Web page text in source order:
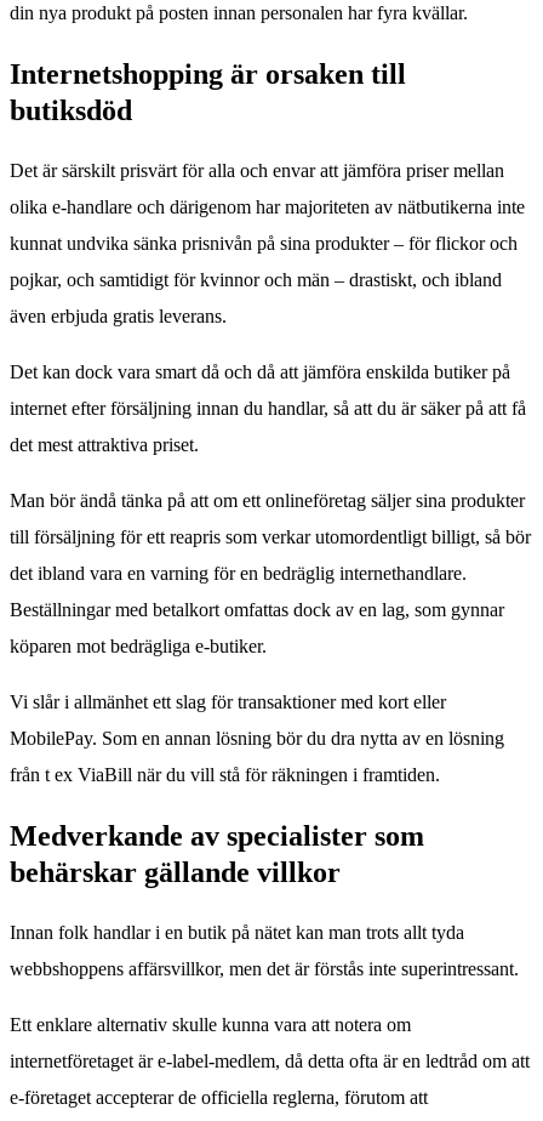
din nya produkt på posten innan personalen har fyra kvällar.
Internetshopping är orsaken till
butiksdöd
Det är särskilt prisvärt för alla och envar att jämföra priser mellan
olika e-handlare och därigenom har majoriteten av nätbutikerna inte
kunnat undvika sänka prisnivån på sina produkter – för flickor och
pojkar, och samtidigt för kvinnor och män – drastiskt, och ibland
även erbjuda gratis leverans.
Det kan dock vara smart då och då att jämföra enskilda butiker på
internet efter försäljning innan du handlar, så att du är säker på att få
det mest attraktiva priset.
Man bör ändå tänka på att om ett onlineföretag säljer sina produkter
till försäljning för ett reapris som verkar utomordentligt billigt, så bör
det ibland vara en varning för en bedräglig internethandlare.
Beställningar med betalkort omfattas dock av en lag, som gynnar
köparen mot bedrägliga e-butiker.
Vi slår i allmänhet ett slag för transaktioner med kort eller
MobilePay. Som en annan lösning bör du dra nytta av en lösning
från t ex ViaBill när du vill stå för räkningen i framtiden.
Medverkande av specialister som
behärskar gällande villkor
Innan folk handlar i en butik på nätet kan man trots allt tyda
webbshoppens affärsvillkor, men det är förstås inte superintressant.
Ett enklare alternativ skulle kunna vara att notera om
internetföretaget är e-label-medlem, då detta ofta är en ledtråd om att
e-företaget accepterar de officiella reglerna, förutom att